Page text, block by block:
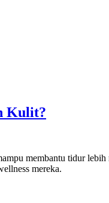
Kulit?
membantu tidur
mereka.